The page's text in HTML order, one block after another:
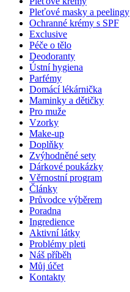
Pleťové masky a peelingy
Ochranné krémy s SPF
Exclusive
Péče o tělo
Deodoranty
Ústní hygiena
Parfémy
Domácí lékárnička
Maminky a dětičky
Pro muže
Vzorky
Make-up
Doplňky
Zvýhodněné sety
Dárkové poukázky
Věrnostní program
Články
Průvodce výběrem
Poradna
Ingredience
Aktivní látky
Problémy pleti
Náš příběh
Můj účet
Kontakty